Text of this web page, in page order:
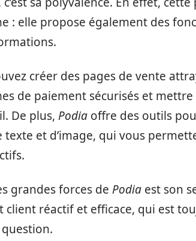
: elle propose également des
créer des pages de vente
de paiement sécurisés et
De plus, Podia offre des outils
texte et d’image, qui vous
grandes forces de Podia est son
réactif et efficace, qui est